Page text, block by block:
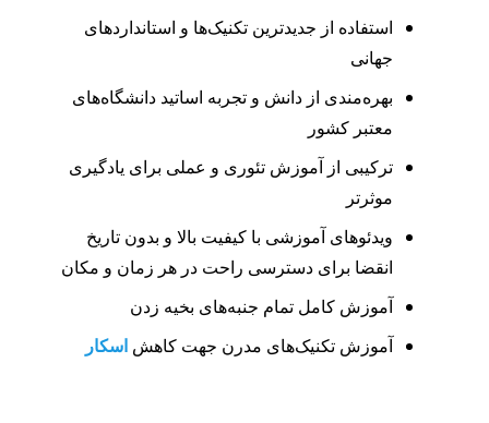
استفاده از جدیدترین تکنیک‌ها و استانداردهای
جهانی
بهره‌مندی از دانش و تجربه اساتید دانشگاه‌های
معتبر کشور
ترکیبی از آموزش تئوری و عملی برای یادگیری
موثرتر
ویدئوهای آموزشی با کیفیت بالا و بدون تاریخ
انقضا برای دسترسی راحت در هر زمان و مکان
آموزش کامل تمام جنبه‌های بخیه زدن
آموزش تکنیک‌های مدرن جهت کاهش اسکار